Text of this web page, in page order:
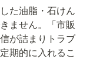
た油脂・石けん
ません。「市販
が詰まりトラブ
期的に入れるこ